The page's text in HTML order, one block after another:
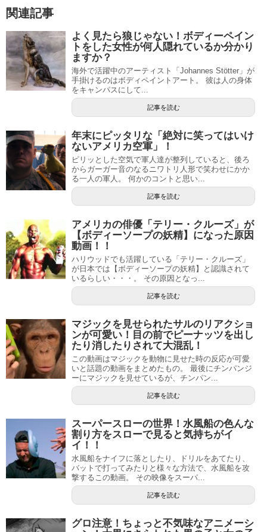
関連記事
よく見たら狼じゃない！ボディーペイン
トをした女性が何人隠れているか分かり
ますか？
海外で活躍中のアーティスト「Johannes Stötter」が
手掛けるのはボディペイントアート。 彼は人の身体
をキャンパスにして...
記事を読む
年末にピッタリな「絶対に笑ってはいけ
ないアメリカ空軍」！
ピリッとした空気で軍人達が整列していると、後ろ
からガーガー音のなるニワトリ人形で笑わせにかか
る一人の軍人。 何かのコントと思い...
記事を読む
アメリカの俳優「テリー・クルーズ」が
【ボディーソープの妖精】になった原因
動画！！
ハリウッドでも活躍している「テリー・クルーズ」
が日本では【ボディーソープの妖精】と認識されて
いるらしい・・・。 その原因となっ...
記事を読む
マジックを見せられたサルのリアクショ
ンが可愛い！目の前でピーナッツを出し
たり消したりされて大混乱！
この動画はマジックを動物に見せた時の反応が可愛
いと話題の動画をまとめたもの。 最後にチンパンジ
ーにマジックを見せているが、チンパン...
記事を読む
スーパースローの世界！水風船の色んな
割り方をスローで見ると気持ちがイ
イ！！
水風船をナイフに落としたり、ドリルをあてたり、
バットで打ってみたりと様々な方法で、水風船を攻
撃するこの動画。 その映像をスーパ...
記事を読む
グロ注意！ちょっと不気味なアニメーシ